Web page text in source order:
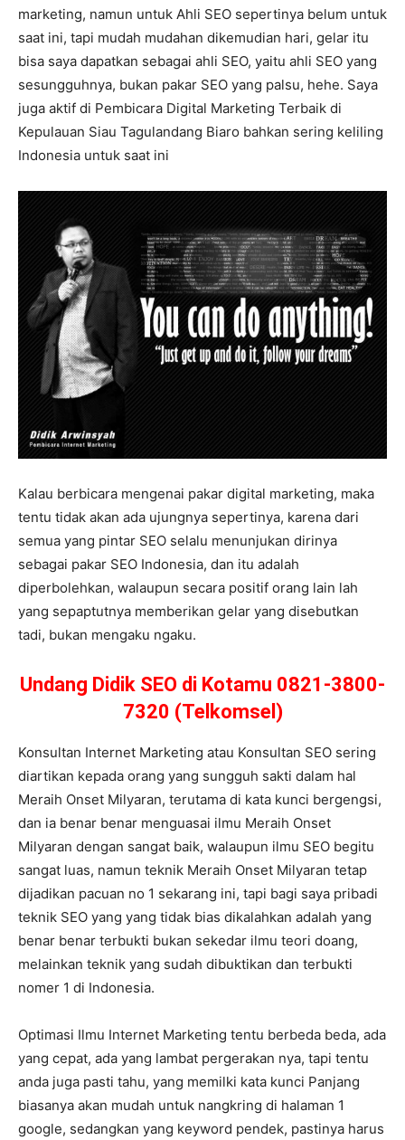
marketing, namun untuk Ahli SEO sepertinya belum untuk
saat ini, tapi mudah mudahan dikemudian hari, gelar itu
bisa saya dapatkan sebagai ahli SEO, yaitu ahli SEO yang
sesungguhnya, bukan pakar SEO yang palsu, hehe. Saya
juga aktif di Pembicara Digital Marketing Terbaik di
Kepulauan Siau Tagulandang Biaro bahkan sering keliling
Indonesia untuk saat ini
Kalau berbicara mengenai pakar digital marketing, maka
tentu tidak akan ada ujungnya sepertinya, karena dari
semua yang pintar SEO selalu menunjukan dirinya
sebagai pakar SEO Indonesia, dan itu adalah
diperbolehkan, walaupun secara positif orang lain lah
yang sepaptutnya memberikan gelar yang disebutkan
tadi, bukan mengaku ngaku.
Undang Didik SEO di Kotamu 0821-3800-
7320 (Telkomsel)
Konsultan Internet Marketing atau Konsultan SEO sering
diartikan kepada orang yang sungguh sakti dalam hal
Meraih Onset Milyaran, terutama di kata kunci bergengsi,
dan ia benar benar menguasai ilmu Meraih Onset
Milyaran dengan sangat baik, walaupun ilmu SEO begitu
sangat luas, namun teknik Meraih Onset Milyaran tetap
dijadikan pacuan no 1 sekarang ini, tapi bagi saya pribadi
teknik SEO yang yang tidak bias dikalahkan adalah yang
benar benar terbukti bukan sekedar ilmu teori doang,
melainkan teknik yang sudah dibuktikan dan terbukti
nomer 1 di Indonesia.
Optimasi Ilmu Internet Marketing tentu berbeda beda, ada
yang cepat, ada yang lambat pergerakan nya, tapi tentu
anda juga pasti tahu, yang memilki kata kunci Panjang
biasanya akan mudah untuk nangkring di halaman 1
google, sedangkan yang keyword pendek, pastinya harus